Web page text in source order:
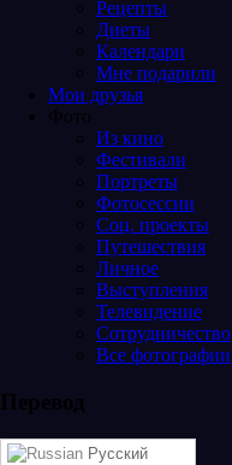
Рецепты
Диеты
Календари
Мне подарили
Мои друзья
Фото
Из кино
Фестивали
Портреты
Фотосессии
Соц. проекты
Путешествия
Личное
Выступления
Телевидение
Сотрудничество
Все фотографии
Перевод
Русский